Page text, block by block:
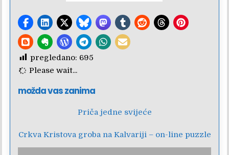
pregledano: 695
Please wait...
možda vas zanima
Priča jedne svijeće
Crkva Kristova groba na Kalvariji – on-line puzzle